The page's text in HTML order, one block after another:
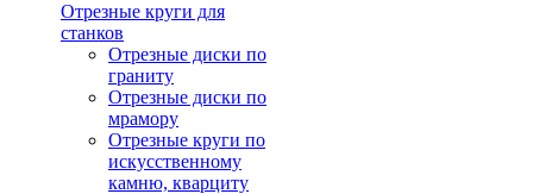
Отрезные круги для
станков
Отрезные диски по
граниту
Отрезные диски по
мрамору
Отрезные круги по
искусственному
камню, кварциту